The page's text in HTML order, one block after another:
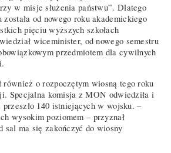
w misje służenia państwu”. Dlatego
od nowego roku akademickiego
pięciu wyższych szkołach
wiceminister, od nowego semestru
przedmiotem dla cywilnych
również o rozpoczętym wiosną tego roku
Specjalna komisja z MON odwiedziła i
przeszło 140 istniejących w wojsku. –
wysokim poziomem – przyznał
sal ma się zakończyć do wiosny